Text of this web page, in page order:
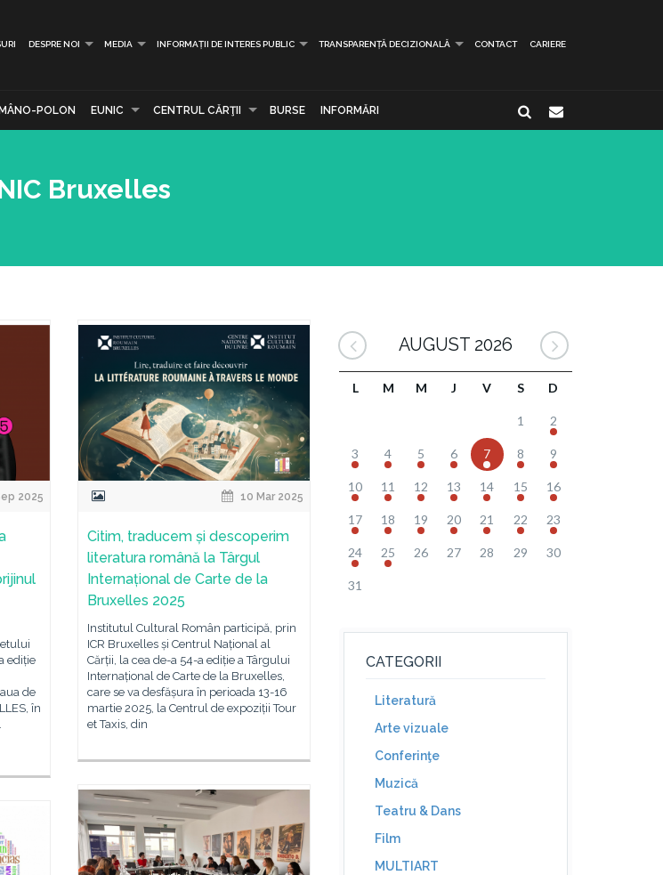
DESPRE NOI MEDIA INFORMAȚII DE INTERES PUBLIC TRANSPARENȚĂ DECIZIONALĂ CONTACT CARIERE
POLON EUNIC CENTRUL CĂRŢII BURSE INFORMĂRI
Bruxelles
2025
ediție
de
în
10 Mar 2025
Citim, traducem și descoperim
literatura română la Târgul
Internațional de Carte de la
Bruxelles 2025
Institutul Cultural Român participă, prin
ICR Bruxelles și Centrul Național al
Cărții, la cea de-a 54-a ediție a Târgului
Internațional de Carte de la Bruxelles,
care se va desfășura în perioada 13-16
martie 2025, la Centrul de expoziții Tour
et Taxis, din
AUGUST 2026
L M M J V S D
1 2
3 4 5 6 7 8 9
10 11 12 13 14 15 16
17 18 19 20 21 22 23
24 25 26 27 28 29 30
31
CATEGORII
Literatură
Arte vizuale
Conferinţe
Muzică
Teatru & Dans
Film
MULTIART